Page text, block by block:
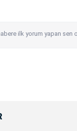
ilk yorum yapan sen